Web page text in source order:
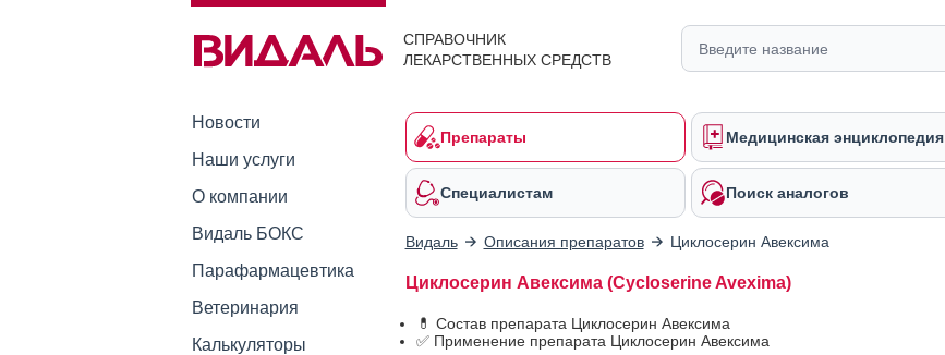
СПРАВОЧНИК
ЛЕКАРСТВЕННЫХ СРЕДСТВ
Новости
Наши услуги
О компании
Видаль БОКС
Парафармацевтика
Ветеринария
Калькуляторы
Препараты Медицинская энциклопедия
Специалистам Поиск аналогов
Видаль Описания препаратов Циклосерин Авексима
Циклосерин Авексима (Cycloserine Avexima)
💊 Состав препарата Циклосерин Авексима
✅ Применение препарата Циклосерин Авексима